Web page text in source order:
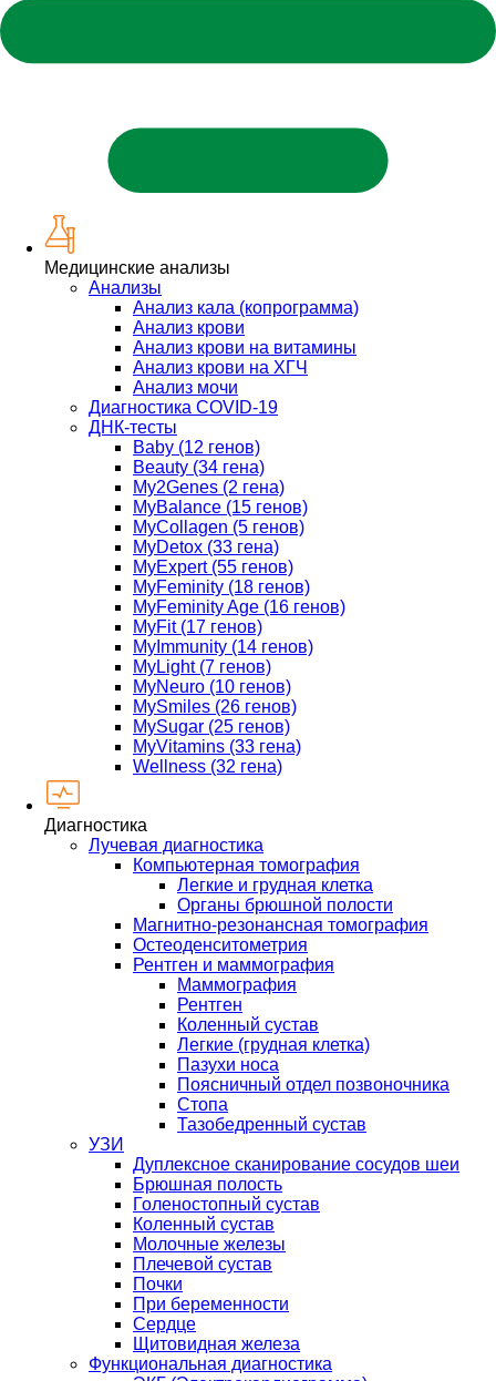
Медицинские анализы
Анализы
Анализ кала (копрограмма)
Анализ крови
Анализ крови на витамины
Анализ крови на ХГЧ
Анализ мочи
Диагностика COVID-19
ДНК-тесты
Baby (12 генов)
Beauty (34 гена)
My2Genes (2 гена)
MyBalance (15 генов)
MyCollagen (5 генов)
MyDetox (33 гена)
MyExpert (55 генов)
MyFeminity (18 генов)
MyFeminity Age (16 генов)
MyFit (17 генов)
MyImmunity (14 генов)
MyLight (7 генов)
MyNeuro (10 генов)
MySmiles (26 генов)
MySugar (25 генов)
MyVitamins (33 гена)
Wellness (32 гена)
Диагностика
Лучевая диагностика
Компьютерная томография
Легкие и грудная клетка
Органы брюшной полости
Магнитно-резонансная томография
Остеоденситометрия
Рентген и маммография
Маммография
Рентген
Коленный сустав
Легкие (грудная клетка)
Пазухи носа
Поясничный отдел позвоночника
Стопа
Тазобедренный сустав
УЗИ
Дуплексное сканирование сосудов шеи
Брюшная полость
Голеностопный сустав
Коленный сустав
Молочные железы
Плечевой сустав
Почки
При беременности
Сердце
Щитовидная железа
Функциональная диагностика